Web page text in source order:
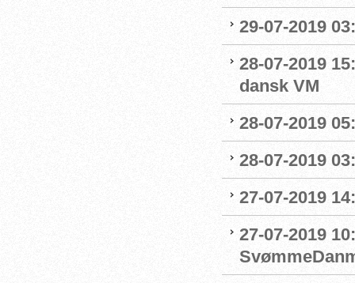
29-07-2019
28-07-2019
dansk VM
28-07-2019
28-07-2019
27-07-2019
27-07-2019